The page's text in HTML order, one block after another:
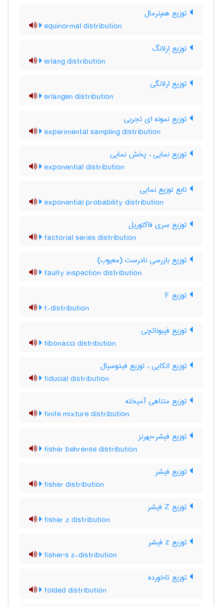
توزیع هم‌نرمال
equinormal distribution
توزیع اِرلانگ
erlang distribution
توزیع ارلانگی
erlangen distribution
توزیع نمونه ای تجربی
experimental sampling distribution
توزیع نمایی ، پخش نمایی
exponential distribution
تابع توزیع نمایی
exponential probability distribution
توزیع سری فاکتوریل
factorial series distribution
توزیع بازرسی نادرست (معیوب)
faulty inspection distribution
توزیع F
f-distribution
توزیع فیبوناتچی
fibonacci distribution
توزیع اتکایی ، توزیع فیدوسیال
fiducial distribution
توزیع متناهی آمیخته
finite mixture distribution
توزیع فیشر-بهرنز
fisher behrense distribution
توزیع فیشر
fisher distribution
توزیع Z فیشر
fisher z distribution
توزیع z فیشر
fisher's z-distribution
توزیع تاخورده
folded distribution